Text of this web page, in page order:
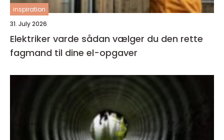
inspiration
31. July 2026
Elektriker varde sådan vælger du den rette
fagmand til dine el-opgaver